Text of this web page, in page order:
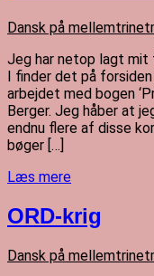
Dansk på mellemtrinet
Jeg har netop lagt mit
I finder det på
arbejdet med bogen
Berger. Jeg håber at
endnu flere af disse
bøger […]
Læs mere
ORD-krig
Dansk på mellemtrinet